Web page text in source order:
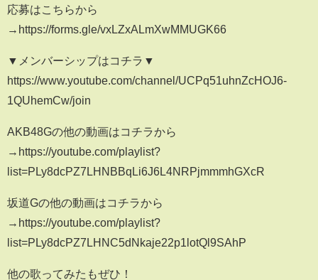
応募はこちらから
→https://forms.gle/vxLZxALmXwMMUGK66
▼メンバーシップはコチラ▼
https://www.youtube.com/channel/UCPq51uhnZcHOJ6-
1QUhemCw/join
AKB48Gの他の動画はコチラから
→https://youtube.com/playlist?
list=PLy8dcPZ7LHNBBqLi6J6L4NRPjmmmhGXcR
坂道Gの他の動画はコチラから
→https://youtube.com/playlist?
list=PLy8dcPZ7LHNC5dNkaje22p1lotQl9SAhP
他の歌ってみたもぜひ！